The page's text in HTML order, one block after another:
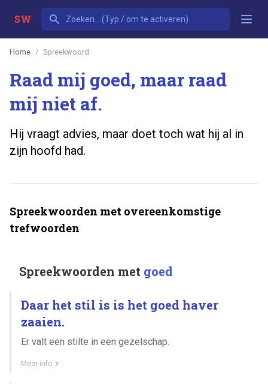
SW
Home Spreekwoord
Raad mij goed, maar raad
mij niet af.
Hij vraagt advies, maar doet toch wat hij al in
zijn hoofd had.
Spreekwoorden met overeenkomstige
trefwoorden
Spreekwoorden met goed
Daar het stil is is het goed haver
zaaien.
Er valt een stilte in een gezelschap.
Meer info